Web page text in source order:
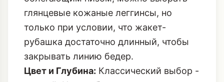
глянцевые кожаные леггинсы, но
только при условии, что жакет-
рубашка достаточно длинный, чтобы
закрывать линию бедер.
Цвет и Глубина: Классический выбор -